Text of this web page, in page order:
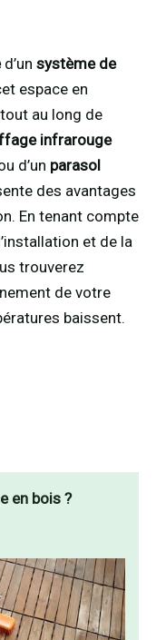
d’un système de
espace en
au long de
infrarouge
d’un parasol
des avantages
En tenant compte
et de la
trouverez
de votre
baissent.
en bois ?